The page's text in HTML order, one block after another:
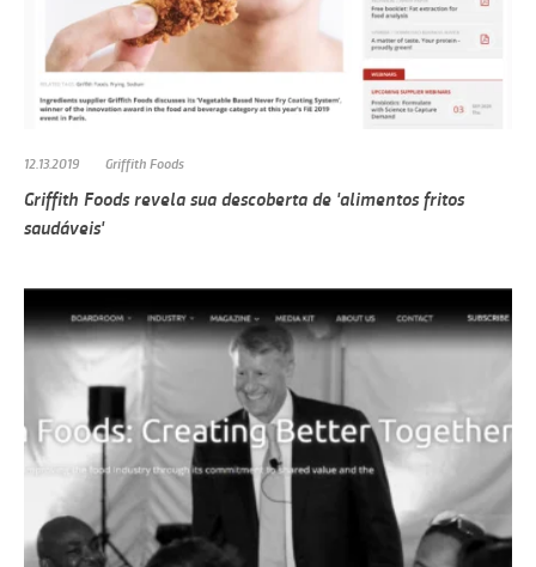
12.13.2019 Griffith Foods
Griffith Foods revela sua descoberta de 'alimentos fritos
saudáveis'